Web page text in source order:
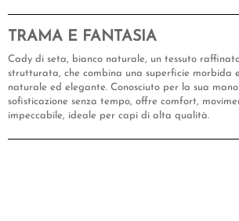
TRAMA E FANTASIA
Cady di seta, bianco naturale, un tessuto
strutturata, che combina una superficie morbida
naturale ed elegante. Conosciuto per la sua
sofisticazione senza tempo, offre comfort,
impeccabile, ideale per capi di alta qualità.